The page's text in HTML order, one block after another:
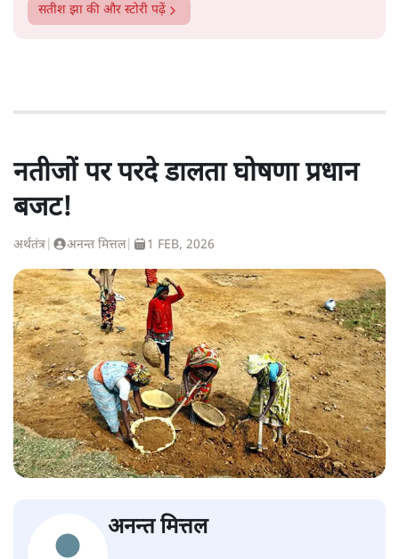
सतीश झा की और स्टोरी पढ़ें
नतीजों पर परदे डालता घोषणा प्रधान
बजट!
अर्थतंत्र अनन्त मित्तल| 1 FEB, 2026
अनन्त मित्तल